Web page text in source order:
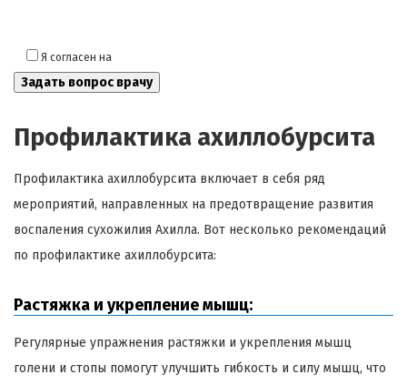
Я согласен на
Профилактика ахиллобурсита
Профилактика ахиллобурсита включает в себя ряд
мероприятий, направленных на предотвращение развития
воспаления сухожилия Ахилла. Вот несколько рекомендаций
по профилактике ахиллобурсита:
Растяжка и укрепление мышц:
Регулярные упражнения растяжки и укрепления мышц
голени и стопы помогут улучшить гибкость и силу мышц, что